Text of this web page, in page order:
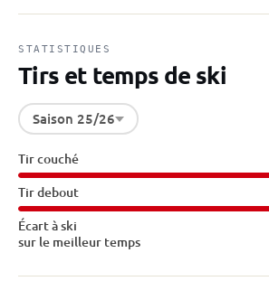
STATISTIQUES
Tirs et temps de ski
Saison 25/26
Tir couché
Tir debout
Écart à ski
sur le meilleur temps